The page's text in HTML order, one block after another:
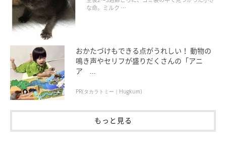
な命。ミルク …
おかたづけもできる点がうれしい！ 動物の
鳴き声やセリフが盛りだくさんの「アニ
ア ...
PR(タカラトミー｜Hugkum)
もっと見る